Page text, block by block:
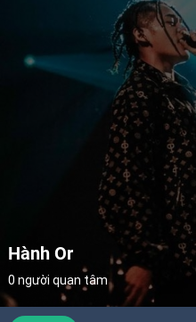
Hành Or
0 người quan tâm